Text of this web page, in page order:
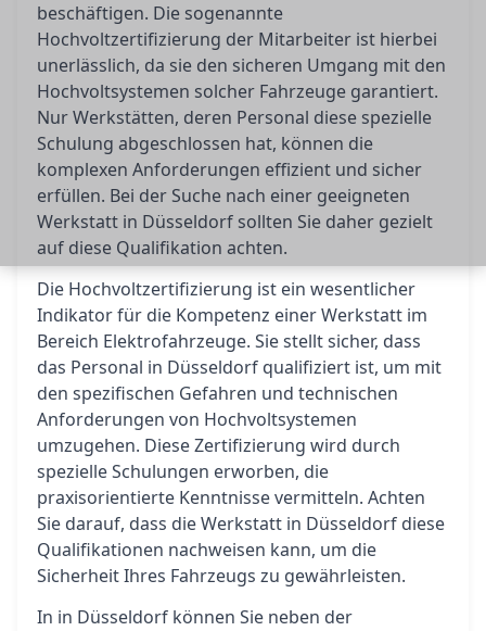
beschäftigen. Die sogenannte
Hochvoltzertifizierung der Mitarbeiter ist hierbei
unerlässlich, da sie den sicheren Umgang mit den
Hochvoltsystemen solcher Fahrzeuge garantiert.
Nur Werkstätten, deren Personal diese spezielle
Schulung abgeschlossen hat, können die
komplexen Anforderungen effizient und sicher
erfüllen. Bei der Suche nach einer geeigneten
Werkstatt in Düsseldorf sollten Sie daher gezielt
auf diese Qualifikation achten.
Die Hochvoltzertifizierung ist ein wesentlicher
Indikator für die Kompetenz einer Werkstatt im
Bereich Elektrofahrzeuge. Sie stellt sicher, dass
das Personal in Düsseldorf qualifiziert ist, um mit
den spezifischen Gefahren und technischen
Anforderungen von Hochvoltsystemen
umzugehen. Diese Zertifizierung wird durch
spezielle Schulungen erworben, die
praxisorientierte Kenntnisse vermitteln. Achten
Sie darauf, dass die Werkstatt in Düsseldorf diese
Qualifikationen nachweisen kann, um die
Sicherheit Ihres Fahrzeugs zu gewährleisten.
In in Düsseldorf können Sie neben der